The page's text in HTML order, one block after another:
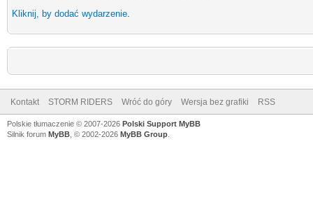
Kliknij, by dodać wydarzenie.
Kontakt STORM RIDERS Wróć do góry Wersja bez grafiki RSS
Polskie tłumaczenie © 2007-2026 Polski Support MyBB
Silnik forum MyBB , © 2002-2026 MyBB Group